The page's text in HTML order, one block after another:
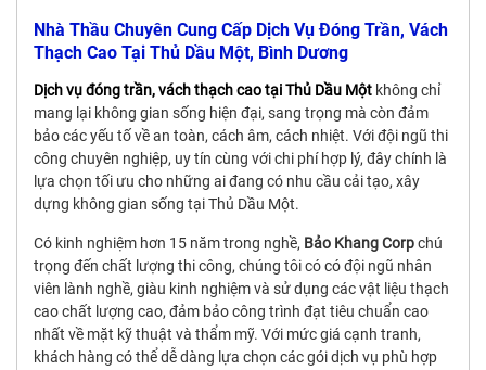
Nhà Thầu Chuyên Cung Cấp Dịch Vụ Đóng Trần, Vách
Thạch Cao Tại Thủ Dầu Một, Bình Dương
Dịch vụ đóng trần, vách thạch cao tại Thủ Dầu Một không chỉ
mang lại không gian sống hiện đại, sang trọng mà còn đảm
bảo các yếu tố về an toàn, cách âm, cách nhiệt. Với đội ngũ thi
công chuyên nghiệp, uy tín cùng với chi phí hợp lý, đây chính là
lựa chọn tối ưu cho những ai đang có nhu cầu cải tạo, xây
dựng không gian sống tại Thủ Dầu Một.
Có kinh nghiệm hơn 15 năm trong nghề, Bảo Khang Corpchú
trọng đến chất lượng thi công, chúng tôi có có đội ngũ nhân
viên lành nghề, giàu kinh nghiệm và sử dụng các vật liệu thạch
cao chất lượng cao, đảm bảo công trình đạt tiêu chuẩn cao
nhất về mặt kỹ thuật và thẩm mỹ. Với mức giá cạnh tranh,
khách hàng có thể dễ dàng lựa chọn các gói dịch vụ phù hợp